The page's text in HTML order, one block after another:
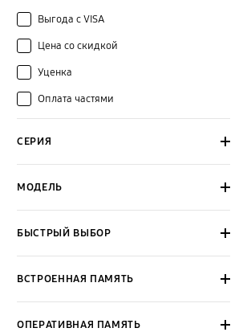
Выгода с VISA
Цена со скидкой
Уценка
Оплата частями
СЕРИЯ
МОДЕЛЬ
БЫСТРЫЙ ВЫБОР
ВСТРОЕННАЯ ПАМЯТЬ
ОПЕРАТИВНАЯ ПАМЯТЬ